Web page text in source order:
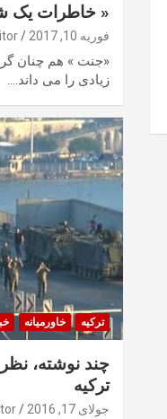
« خاطرات یک
فوریه 10, 2017
«جنت » هم چنان
زیادی را می داند.…
ترکیه خاورمیانه
چند نوشته، نظر
ترکیه
جولای 17, 2016